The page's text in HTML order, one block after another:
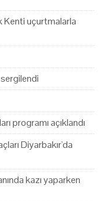
uçurtmalarla
programı açıklandı
Diyarbakır'da
kazı yaparken